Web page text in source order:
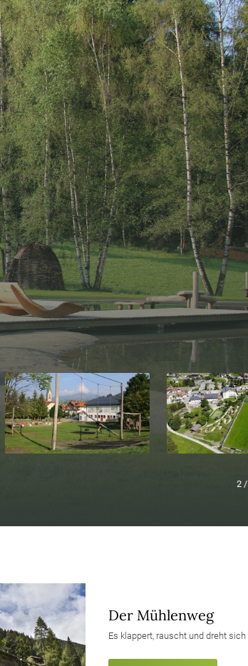
3 /
Der Mühlenweg
Es klappert, rauscht und dreht sich